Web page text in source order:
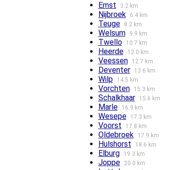
Emst
3.2 km
Nijbroek 6.4 km
Teuge 8.2 km
Welsum 9.9 km
Twello 10.7 km
Heerde 12.0 km
Veessen 12.7 km
Deventer 13.6 km
Wilp 14.5 km
Vorchten 15.3 km
Schalkhaar 15.6 km
Marle 16.9 km
Wesepe 17.3 km
Voorst 17.8 km
Oldebroek 17.9 km
Hulshorst 18.6 km
Elburg 19.3 km
Joppe 20.0 km